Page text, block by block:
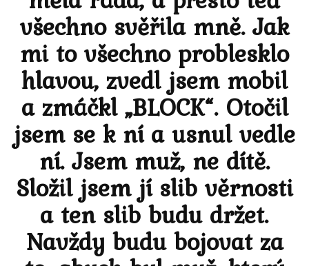
všechno svěřila mně. Jak
mi to všechno problesklo
hlavou, zvedl jsem mobil
a zmáčkl „BLOCK“. Otočil
jsem se k ní a usnul vedle
ní. Jsem muž, ne dítě.
Složil jsem jí slib věrnosti
a ten slib budu držet.
Navždy budu bojovat za